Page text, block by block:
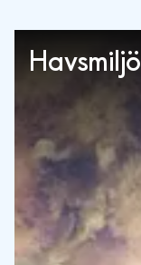
Havsmiljö